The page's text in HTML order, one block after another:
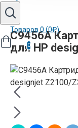
Товаров 0 (0₽)
0
C9456A
для HP